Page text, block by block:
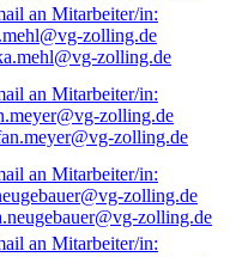
zolling.de
zolling.de
zolling.de